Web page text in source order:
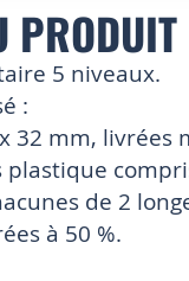
PRODUIT
5 niveaux.
:
32 mm,
plastique
de 2
à 50 %.